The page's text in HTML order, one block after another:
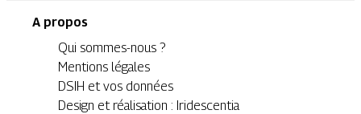
A propos
Qui sommes-nous ?
Mentions légales
DSIH et vos données
Design et réalisation : Iridescentia